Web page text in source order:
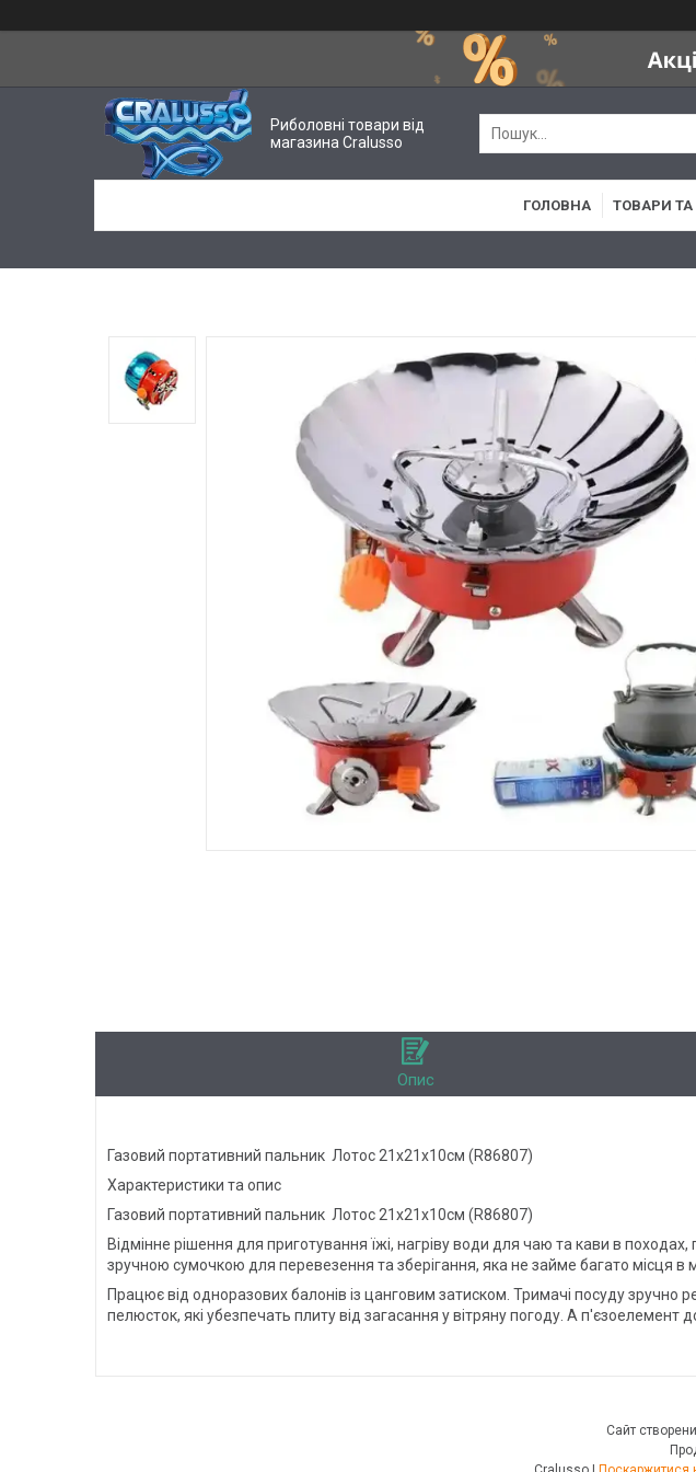
Риболовні товари від
магазина Cralusso
ГОЛОВНА ТОВАРИ
Опис
Газовий портативний пальник Лотос 21x21x10см (R86807)
Характеристики та опис
Газовий портативний пальник Лотос 21x21x10см (R86807)
Відмінне рішення для приготування їжі, нагріву води для чаю та кави в
зручною сумочкою для перевезення та зберігання, яка не займе багато місця в
Працює від одноразових балонів із цанговим затиском. Тримачі посуду
пелюсток, які убезпечать плиту від загасання у вітряну погоду. А
Сайт